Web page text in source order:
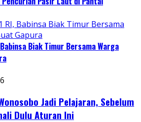
Biak Timur Bersama Warga
Jadi Pelajaran, Sebelum
Dulu Aturan Ini